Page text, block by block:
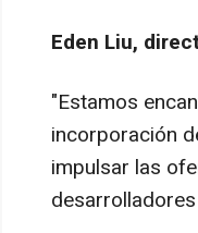
Eden Liu,
"Estamos
incorporación
impulsar las